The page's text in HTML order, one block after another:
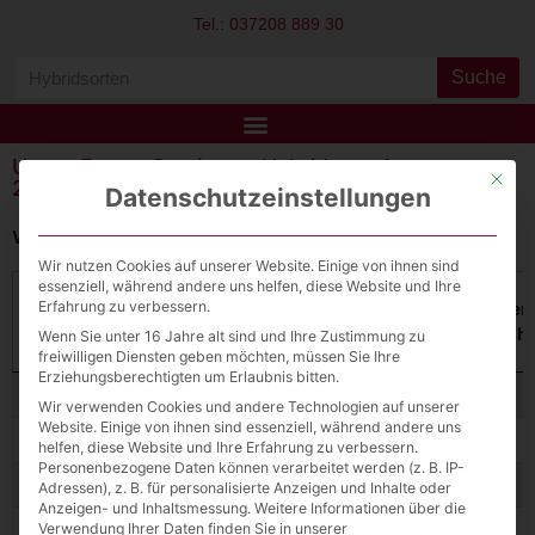
Tel.: 037208 889 30
Suche
Unser Focus-Sortiment Hybridraps Aussaat
2026
weitere Sorten auf Anfrage
Sorte
Sorte Züchter Aussaat*
Ceos Gold
RAGT früh-spät
Cheeta BASF früh-spät
DK Exited Dekalb früh-spät
Sorte
Ceos Gold
Cheeta
DK Exited
Mit
Datenschutzeinstellungen
Wir nutzen Cookies auf unserer Website. Einige von ihnen sind
essenziell, während andere uns helfen, diese Website und Ihre
Erfahrung zu verbessern.
Wenn Sie unter 16 Jahre alt sind und Ihre Zustimmung zu
freiwilligen Diensten geben möchten, müssen Sie Ihre
Erziehungsberechtigten um Erlaubnis bitten.
Wir verwenden Cookies und andere Technologien auf unserer
Website. Einige von ihnen sind essenziell, während andere uns
helfen, diese Website und Ihre Erfahrung zu verbessern.
Personenbezogene Daten können verarbeitet werden (z. B. IP-
Adressen), z. B. für personalisierte Anzeigen und Inhalte oder
Anzeigen- und Inhaltsmessung. Weitere Informationen über die
Verwendung Ihrer Daten finden Sie in unserer